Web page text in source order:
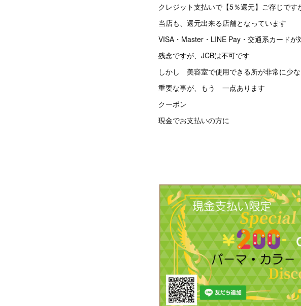
クレジット支払いで【5％還元】ご存じです
当店も、還元出来る店舗となっています
VISA・Master・LINE Pay・交通系カードが
残念ですが、JCBは不可です
しかし 美容室で使用できる所が非常に少な
重要な事が、もう 一点あります
クーポン
現金でお支払いの方に